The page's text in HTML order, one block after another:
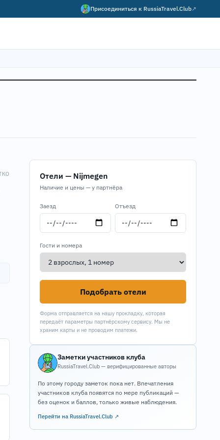
Присоединиться к RussiaTravel.Club↗
Отели — Nijmegen
Наличие и цены — у партнёра
Заезд Отъезд
Гости и номера
Подобрать отели
Форма отправляется на нашу прокладку, которая
передаёт параметры партнёрскому сервису. Мы не
храним карты и не проводим платежи.
Заметки участников клуба
RussiaTravel.Club — верифицированные авторы
По этому городу заметок пока нет. Впечатления
участников клуба появятся по мере публикаций —
без оценок и баллов, только живые наблюдения.
Перейти на RussiaTravel.Club ↗